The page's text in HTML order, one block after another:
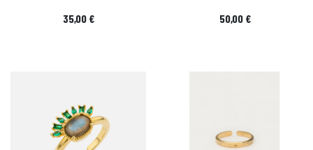
Prix
35,00 € Prix
50,00 €